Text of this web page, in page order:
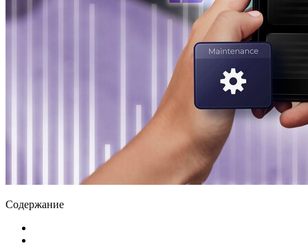
Содержание